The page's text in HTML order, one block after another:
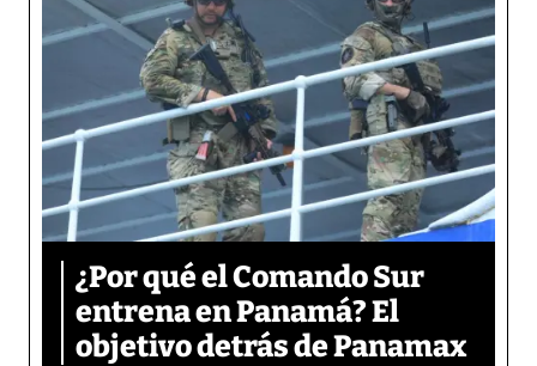
¿Por qué el Comando Sur
entrena en Panamá? El
objetivo detrás de Panamax